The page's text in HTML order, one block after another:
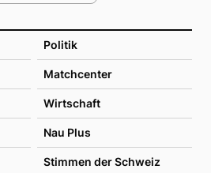
Politik
Matchcenter
Wirtschaft
Nau Plus
Stimmen der Schweiz